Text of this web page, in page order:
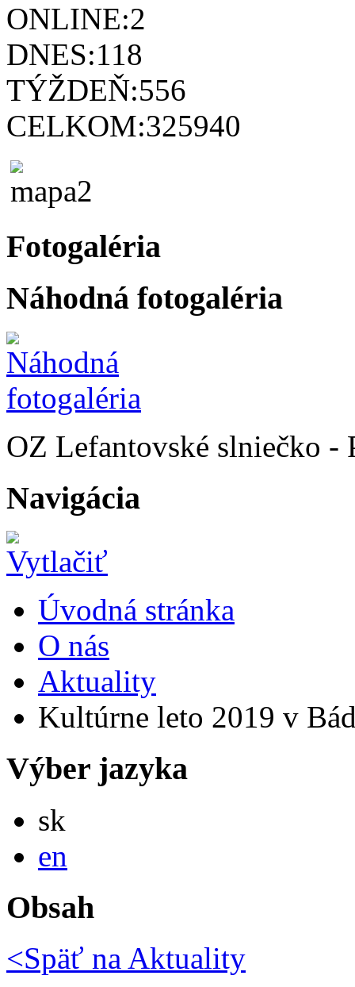
ONLINE:2
DNES:118
TÝŽDEŇ:556
CELKOM:325940
Fotogaléria
Náhodná fotogaléria
OZ Lefantovské slniečko -
Navigácia
Úvodná stránka
O nás
Aktuality
Kultúrne leto 2019 v
Výber jazyka
sk
en
Obsah
<Späť na Aktuality